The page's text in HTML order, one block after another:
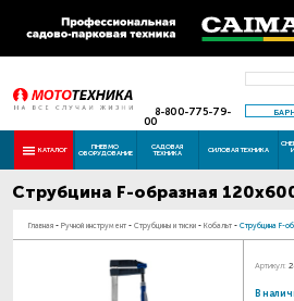
8-800-775-79-
00
КАТАЛОГ ПНЕВМО
ОБОРУДОВАНИЕ
САДОВАЯ
ТЕХНИКА СИЛОВАЯ ТЕХНИКА
Струбцина F-образная
Главная - Ручной инструмент - Струбцины и тиски - Кобальт - Струбцина F-
Артикул:
В